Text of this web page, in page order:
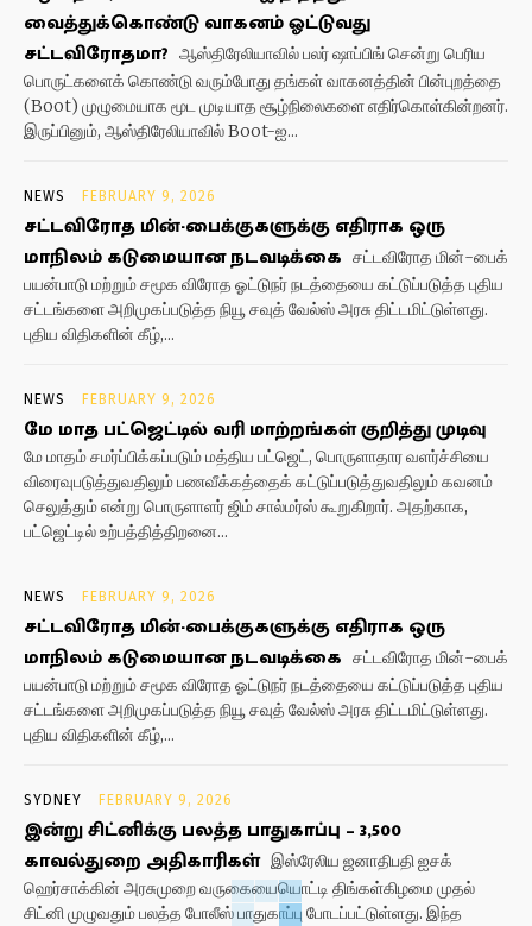
வைத்துக்கொண்டு வாகனம் ஓட்டுவது
சட்டவிரோதமா? ஆஸ்திரேலியாவில் பலர் ஷாப்பிங் சென்று பெரிய
பொருட்களைக் கொண்டு வரும்போது தங்கள் வாகனத்தின் பின்புறத்தை
(Boot) முழுமையாக மூட முடியாத சூழ்நிலைகளை எதிர்கொள்கின்றனர்.
இருப்பினும், ஆஸ்திரேலியாவில் Boot-ஐ...
NEWS FEBRUARY 9, 2026
சட்டவிரோத மின்-பைக்குகளுக்கு எதிராக ஒரு
மாநிலம் கடுமையான நடவடிக்கை சட்டவிரோத மின்-பைக்
பயன்பாடு மற்றும் சமூக விரோத ஓட்டுநர் நடத்தையை கட்டுப்படுத்த புதிய
சட்டங்களை அறிமுகப்படுத்த நியூ சவுத் வேல்ஸ் அரசு திட்டமிட்டுள்ளது.
புதிய விதிகளின் கீழ்,...
NEWS FEBRUARY 9, 2026
மே மாத பட்ஜெட்டில் வரி மாற்றங்கள் குறித்து முடிவு
மே மாதம் சமர்ப்பிக்கப்படும் மத்திய பட்ஜெட், பொருளாதார வளர்ச்சியை
விரைவுபடுத்துவதிலும் பணவீக்கத்தைக் கட்டுப்படுத்துவதிலும் கவனம்
செலுத்தும் என்று பொருளாளர் ஜிம் சால்மர்ஸ் கூறுகிறார். அதற்காக,
பட்ஜெட்டில் உற்பத்தித்திறனை...
NEWS FEBRUARY 9, 2026
சட்டவிரோத மின்-பைக்குகளுக்கு எதிராக ஒரு
மாநிலம் கடுமையான நடவடிக்கை சட்டவிரோத மின்-பைக்
பயன்பாடு மற்றும் சமூக விரோத ஓட்டுநர் நடத்தையை கட்டுப்படுத்த புதிய
சட்டங்களை அறிமுகப்படுத்த நியூ சவுத் வேல்ஸ் அரசு திட்டமிட்டுள்ளது.
புதிய விதிகளின் கீழ்,...
SYDNEY FEBRUARY 9, 2026
இன்று சிட்னிக்கு பலத்த பாதுகாப்பு – 3,500
காவல்துறை அதிகாரிகள் இஸ்ரேலிய ஜனாதிபதி ஐசக்
ஹெர்சாக்கின் அரசுமுறை வருகையையொட்டி திங்கள்கிழமை முதல்
சிட்னி முழுவதும் பலத்த போலீஸ் பாதுகாப்பு போடப்பட்டுள்ளது. இந்த